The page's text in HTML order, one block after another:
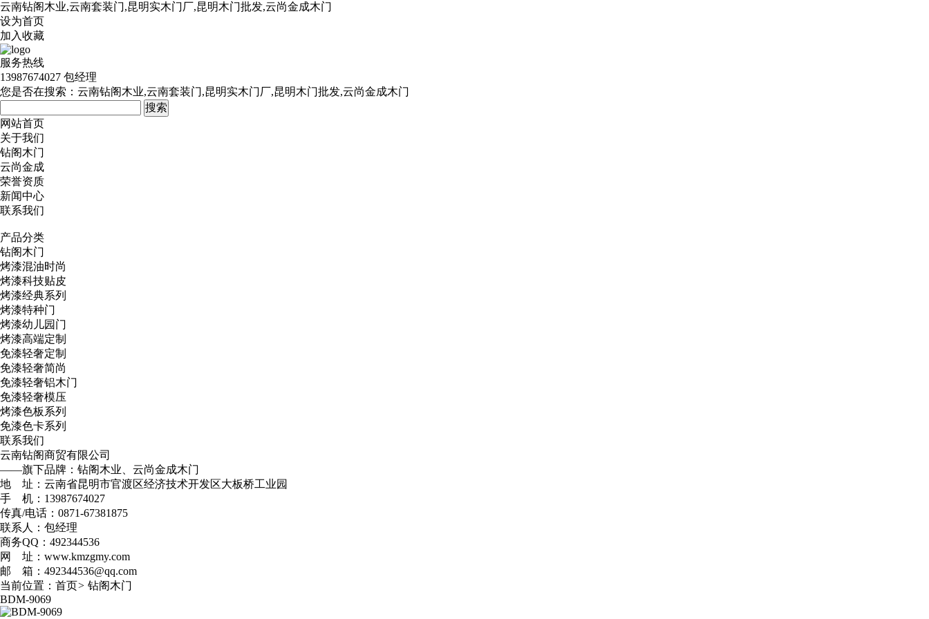
云南钻阁木业,云南套装门,昆明实木门厂,昆明木门批发,云尚金成木门
设为首页
加入收藏
服务热线
13987674027 包经理
您是否在搜索： 云南钻阁木业,云南套装门,昆明实木门厂,昆明木门批发,云尚金成木门
网站首页
关于我们
钻阁木门
云尚金成
荣誉资质
新闻中心
联系我们
产品分类
钻阁木门
烤漆混油时尚
烤漆科技贴皮
烤漆经典系列
烤漆特种门
烤漆幼儿园门
烤漆高端定制
免漆轻奢定制
免漆轻奢简尚
免漆轻奢铝木门
免漆轻奢模压
烤漆色板系列
免漆色卡系列
联系我们
云南钻阁商贸有限公司
——旗下品牌：钻阁木业、云尚金成木门
地 址：云南省昆明市官渡区经济技术开发区大板桥工业园
手 机：13987674027
传真/电话：0871-67381875
联系人：包经理
商务QQ：492344536
网 址：www.kmzgmy.com
邮 箱：492344536@qq.com
当前位置： 首页> 钻阁木门
BDM-9069